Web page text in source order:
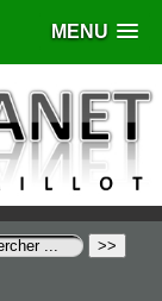
MENU